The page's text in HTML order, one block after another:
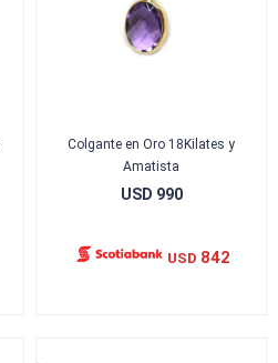
Colgante en Oro 18Kilates y
Amatista
USD 990
USD 842